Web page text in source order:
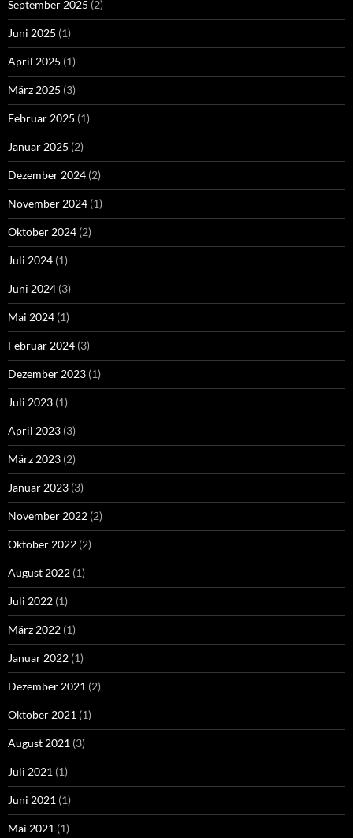
September 2025 (2)
Juni 2025 (1)
April 2025 (1)
März 2025 (3)
Februar 2025 (1)
Januar 2025 (2)
Dezember 2024 (2)
November 2024 (1)
Oktober 2024 (2)
Juli 2024 (1)
Juni 2024 (3)
Mai 2024 (1)
Februar 2024 (3)
Dezember 2023 (1)
Juli 2023 (1)
April 2023 (3)
März 2023 (2)
Januar 2023 (3)
November 2022 (2)
Oktober 2022 (2)
August 2022 (1)
Juli 2022 (1)
März 2022 (1)
Januar 2022 (1)
Dezember 2021 (2)
Oktober 2021 (1)
August 2021 (3)
Juli 2021 (1)
Juni 2021 (1)
Mai 2021 (1)